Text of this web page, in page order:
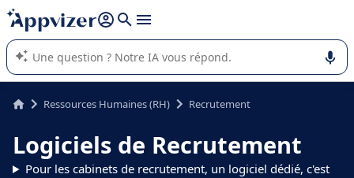
répondre (plusieurs lignes avec
L'IA de Appvizer vous guide dans l'utilisation ou la sélection de
logiciel SaaS en entreprise.
Ressources Humaines (RH) Recrutement
Logiciels de Recrutement
Pour les cabinets de recrutement, un logiciel dédié, c'est